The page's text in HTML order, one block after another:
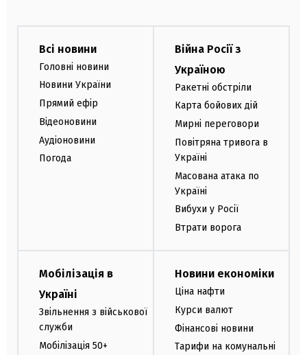
Всі новини
Головні новини
Новини України
Прямий ефір
Відеоновини
Аудіоновини
Погода
Війна Росії з
Україною
Ракетні обстріли
Карта бойових дій
Мирні переговори
Повітряна тривога в
Україні
Масована атака по
Україні
Вибухи у Росії
Втрати ворога
Мобілізація в
Україні
Звільнення з військової
служби
Мобілізація 50+
Новини економіки
Ціна нафти
Курси валют
Фінансові новини
Тарифи на комунальні